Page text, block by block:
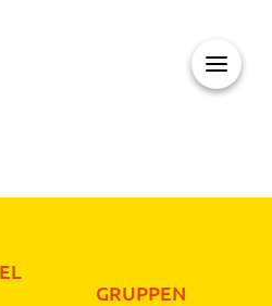
GRUPPEN